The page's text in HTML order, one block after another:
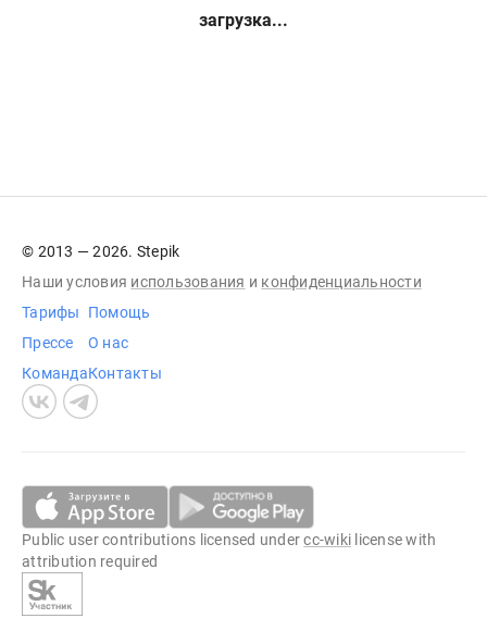
загрузка...
© 2013 — 2026. Stepik
Наши условия использования и конфиденциальности
Тарифы
Прессе
Команда
Помощь
О нас
Контакты
Public user contributions licensed undercc-wiki license with
attribution required